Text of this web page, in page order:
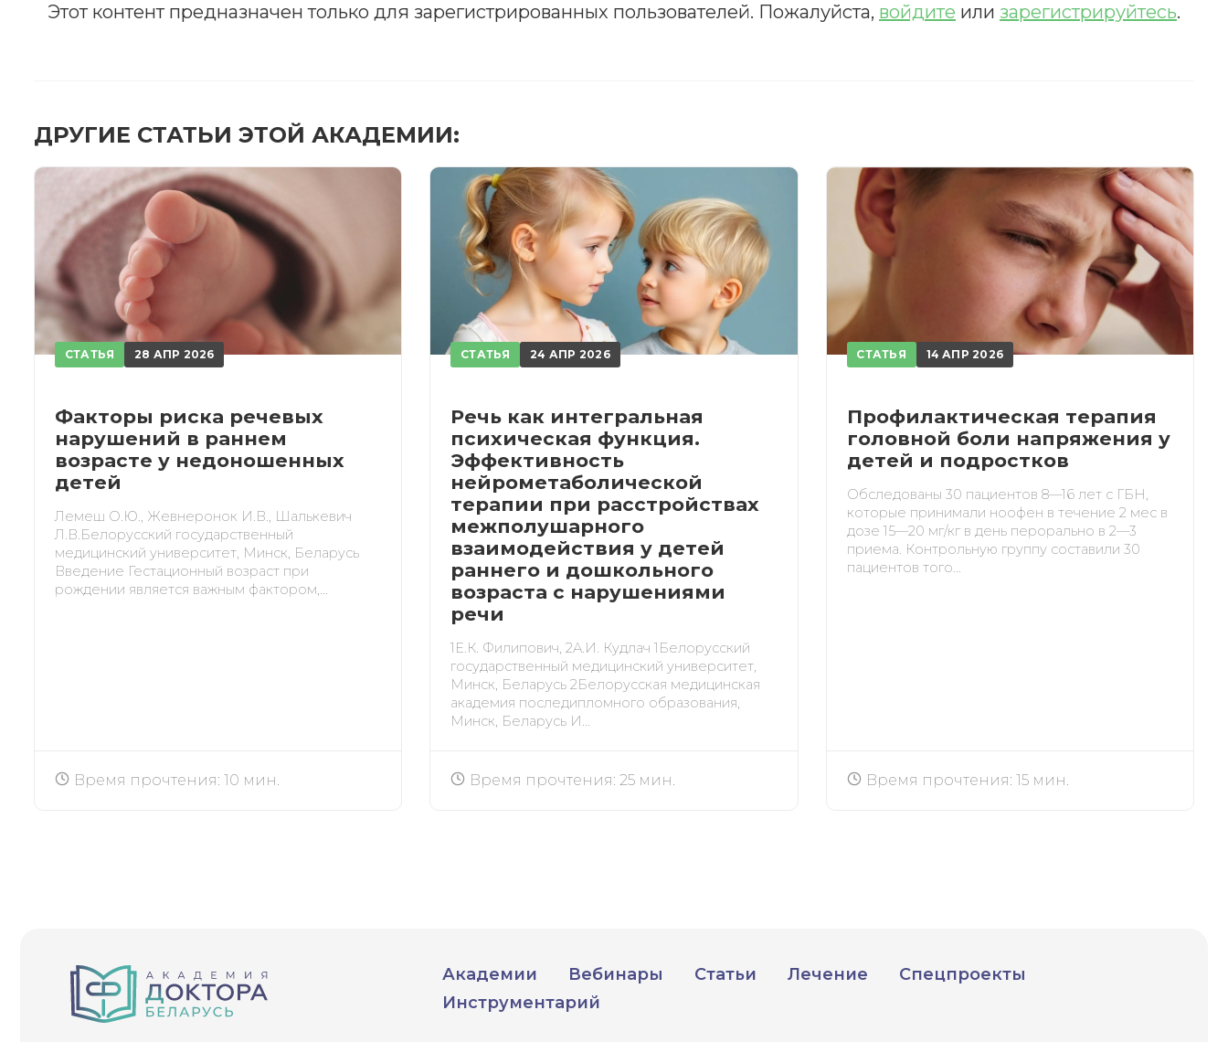
Этот контент предназначен только для зарегистрированных пользователей. Пожалуйста, войдите или зарегистрируйтесь.
ДРУГИЕ СТАТЬИ ЭТОЙ АКАДЕМИИ:
СТАТЬЯ 28 АПР 2026
Факторы риска речевых
нарушений в раннем
возрасте у недоношенных
детей
Лемеш О.Ю., Жевнеронок И.В., Шалькевич
Л.В.Белорусский государственный
медицинский университет, Минск, Беларусь
Введение Гестационный возраст при
рождении является важным фактором,...
Время прочтения: 10 мин.
СТАТЬЯ 24 АПР 2026
Речь как интегральная
психическая функция.
Эффективность
нейрометаболической
терапии при расстройствах
межполушарного
взаимодействия у детей
раннего и дошкольного
возраста с нарушениями
речи
1Е.К. Филипович, 2А.И. Кудлач 1Белорусский
государственный медицинский университет,
Минск, Беларусь 2Белорусская медицинская
академия последипломного образования,
Минск, Беларусь И...
Время прочтения: 25 мин.
СТАТЬЯ 14 АПР 2026
Профилактическая терапия
головной боли напряжения у
детей и подростков
Обследованы 30 пациентов 8—16 лет с ГБН,
которые принимали ноофен в течение 2 мес в
дозе 15—20 мг/кг в день перорально в 2—3
приема. Контрольную группу составили 30
пациентов того...
Время прочтения: 15 мин.
Академии Вебинары Статьи Лечение
Спецпроекты
Инструментарий
ЗАРЕГИСТРИРОВАТЬСЯ
Подтвердите списание баллов
После подтверждения медкоины будут списаны с Вашего счета.
ПОЛУЧИТЬ ОТМЕНА
Приобретено